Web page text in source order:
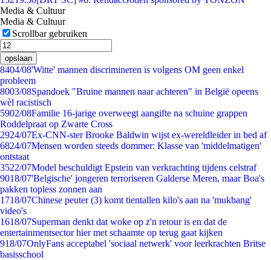
Media & Cultuur
Media & Cultuur
Scrollbar gebruiken
opslaan
8404/08'Witte' mannen discrimineren is volgens OM geen enkel
probleem
8003/08Spandoek "Bruine mannen naar achteren" in België opeens
wèl racistisch
5902/08Familie 16-jarige overweegt aangifte na schuine grappen
Roddelpraat op Zwarte Cross
2924/07Ex-CNN-ster Brooke Baldwin wijst ex-wereldleider in bed af
6824/07Mensen worden steeds dommer: Klasse van 'middelmatigen'
ontstaat
3522/07Model beschuldigt Epstein van verkrachting tijdens celstraf
9018/07'Belgische' jongeren terroriseren Galderse Meren, maar Boa's
pakken topless zonnen aan
1718/07Chinese peuter (3) komt tientallen kilo's aan na 'mukbang'
video's
1618/07Superman denkt dat woke op z'n retour is en dat de
entertainmentsector hier met schaamte op terug gaat kijken
918/07OnlyFans acceptabel 'sociaal netwerk' voor leerkrachten Britse
basisschool